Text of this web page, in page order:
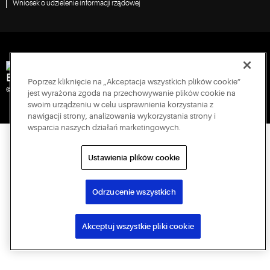
Wniosek o udzielenie informacji rządowej
Engineered for Sustainability
© 2026 Copeland LP. Wszelkie prawa zastrzeżone.
Poprzez kliknięcie na „Akceptacja wszystkich plików cookie”
jest wyrażona zgoda na przechowywanie plików cookie na
swoim urządzeniu w celu usprawnienia korzystania z
nawigacji strony, analizowania wykorzystania strony i
wsparcia naszych działań marketingowych.
Ustawienia plików cookie
Odrzucenie wszystkich
Akceptuj wszystkie pliki cookie